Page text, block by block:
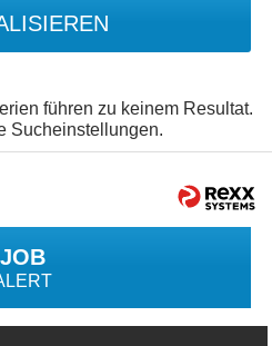
führen zu keinem Resultat.
Sucheinstellungen.
JOB